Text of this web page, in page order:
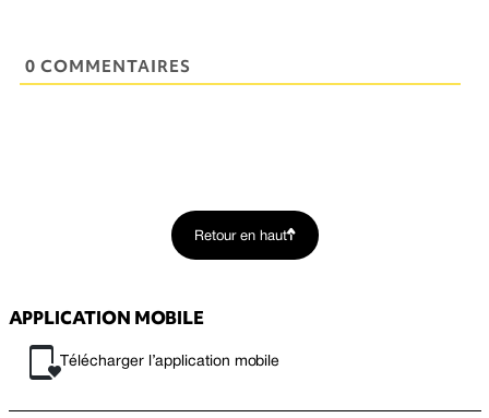
0 COMMENTAIRES
Retour en haut
APPLICATION MOBILE
Télécharger l’application mobile